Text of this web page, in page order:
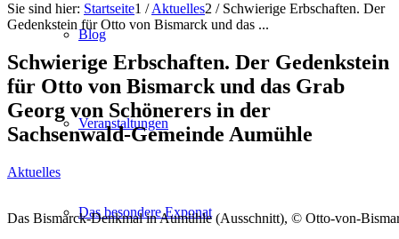
Blog
Veranstaltungen
Das besondere Exponat
Sie sind hier: Startseite1 / Aktuelles2 / Schwierige Erbschaften. Der
Gedenkstein für Otto von Bismarck und das ...
Schwierige Erbschaften. Der Gedenkstein
für Otto von Bismarck und das Grab
Georg von Schönerers in der
Sachsenwald-Gemeinde Aumühle
Aktuelles
Das Bismarck-Denkmal in Aumühle (Ausschnitt), © Otto-von-